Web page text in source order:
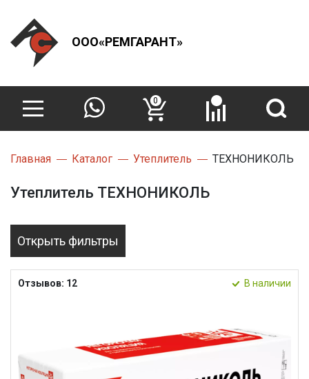
ООО«РЕМГАРАНТ»
0
Главная Каталог Утеплитель ТЕХНОНИКОЛЬ
Утеплитель ТЕХНОНИКОЛЬ
Открыть фильтры
Отзывов: 12 В наличии